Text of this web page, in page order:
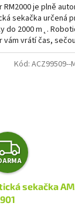
RM2000 je plně
sekačka určená
do 2000 m˛.
vám vrátí čas,
takže už...
Z
D
A
sekačka
Kód: ACZ99509--